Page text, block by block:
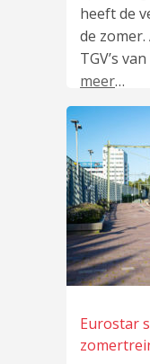
heeft de
de
TGV’s
meer…
Eurostar